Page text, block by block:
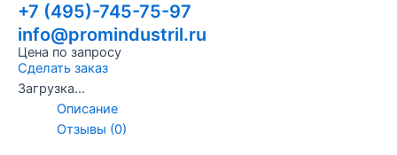
+7 (495)-745-75-97
info@promindustril.ru
Цена по запросу
Сделать заказ
Загрузка...
Описание
Отзывы (0)